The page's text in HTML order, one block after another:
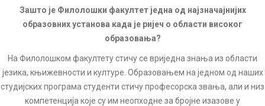
Зашто је Филолошки факултет једна од најзначајнијих
образовних установа када је ријеч о области високог
образовања?
На Филолошком факултету стичу се вриједна знања из области
језика, књижевности и културе. Образовањем на једном од наших
студијских програма студенти стичу професорска звања, али и низ
компетенција које су им неопходне за бројне изазове у